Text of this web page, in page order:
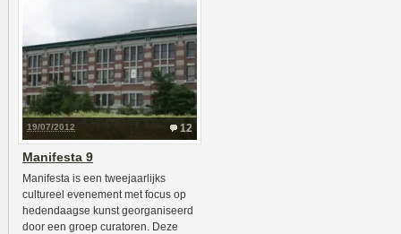
12
19/07/2012
Manifesta 9
Manifesta is een tweejaarlijks
cultureel evenement met focus op
hedendaagse kunst georganiseerd
door een groep curatoren. Deze